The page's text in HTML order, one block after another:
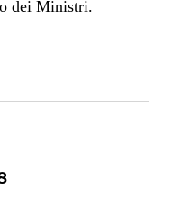
dei Ministri.